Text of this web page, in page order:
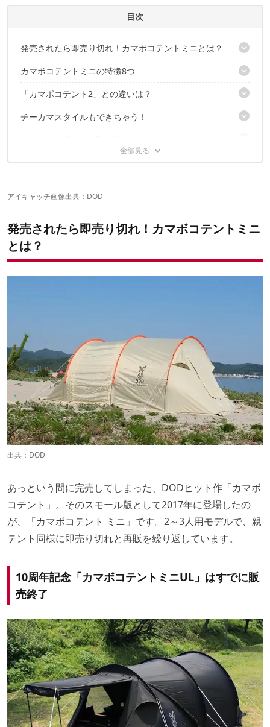
目次
発売されたら即売り切れ！カマボコテントミニとは？
10周年記念「カマボコテントミニUL」はすでに販売終了
カマボコテントミニの特徴8つ
特徴① 2～3人が伸び伸びとくつろげる広さ
特徴③ 夏キャンプを涼しくする！風の通り道
特徴④ 雨キャンプも快適に過ごせる工夫がたくさん
特徴⑧設営はシンプルで簡単
「カマボコテント2」との違いは？
サイズ感
基本的な機能スペックは「カマボコテント2」と同じ
家族で使うならどっちを選ぶ？
チーカマスタイルもできちゃう！
あなたは争奪戦で勝ち取ることができるか？！
アイキャッチ画像出典： DOD
発売されたら即売り切れ！カマボコテントミニ
とは？
出典： DOD
あっという間に完売してしまった、DODヒット作「カマボ
コテント」。そのスモール版として2017年に登場したの
が、「カマボコテント ミニ」です。2～3人用モデルで、親
テント同様に即売り切れと再販を繰り返しています。
10周年記念「カマボコテントミニUL」はすでに販
売終了